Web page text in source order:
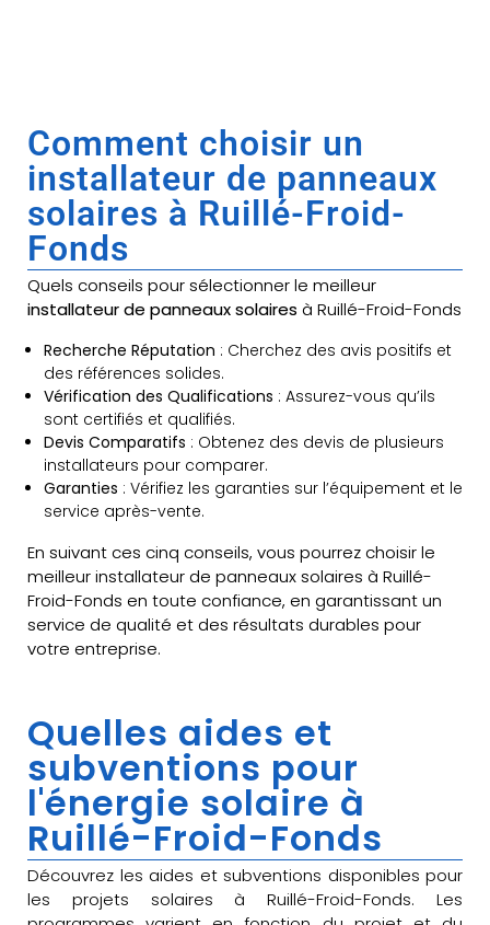
Comment choisir un
installateur de panneaux
solaires à Ruillé-Froid-
Fonds
Quels conseils pour sélectionner le meilleur
installateur de panneaux solaires à Ruillé-Froid-Fonds
Recherche Réputation : Cherchez des avis positifs et
des références solides.
Vérification des Qualifications : Assurez-vous qu’ils
sont certifiés et qualifiés.
Devis Comparatifs : Obtenez des devis de plusieurs
installateurs pour comparer.
Garanties : Vérifiez les garanties sur l’équipement et le
service après-vente.
En suivant ces cinq conseils, vous pourrez choisir le
meilleur installateur de panneaux solaires à Ruillé-
Froid-Fonds en toute confiance, en garantissant un
service de qualité et des résultats durables pour
votre entreprise.
Quelles aides et
subventions pour
l'énergie solaire à
Ruillé-Froid-Fonds
Découvrez les aides et subventions disponibles pour
les projets solaires à Ruillé-Froid-Fonds. Les